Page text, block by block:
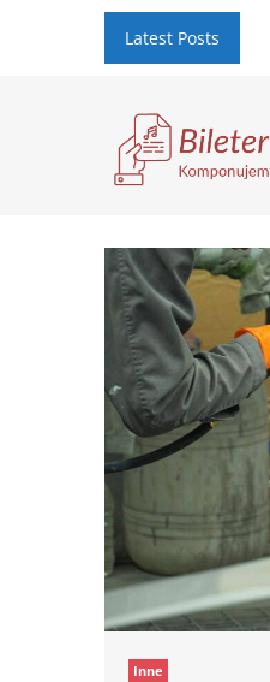
Latest Posts
Inne